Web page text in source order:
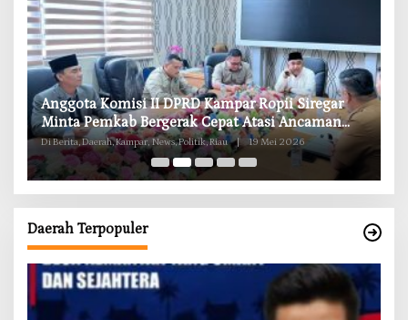
Anggota Komisi II DPRD Kampar Ropii Siregar
Minta Pemkab Bergerak Cepat Atasi Ancaman
Kekosongan Obat demi Wujudkan Kampar Dihati
Di Berita, Daerah, Kampar, News, Politik, Riau | 19 Mei 2026
Daerah Terpopuler